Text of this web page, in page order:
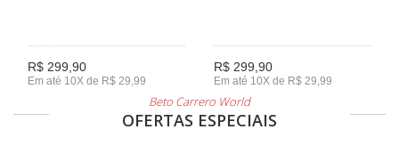
R$ 299,90
Em até 10X de R$ 29,99
R$ 299,90
Em até 10X de R$ 29,99
Beto Carrero World
OFERTAS ESPECIAIS